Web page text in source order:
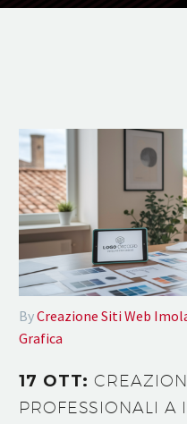
ByCreazione Siti Web
Grafica
17 OTT:
PROFESSIONALI A